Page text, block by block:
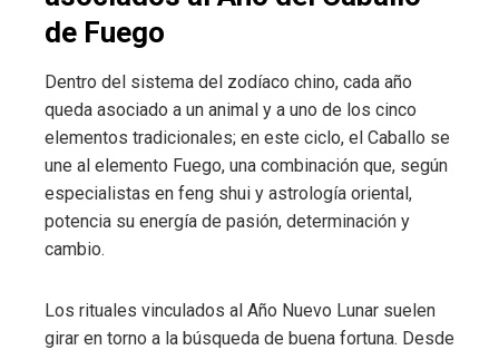
de Fuego
Dentro del sistema del zodíaco chino, cada año
queda asociado a un animal y a uno de los cinco
elementos tradicionales; en este ciclo, el Caballo se
une al elemento Fuego, una combinación que, según
especialistas en feng shui y astrología oriental,
potencia su energía de pasión, determinación y
cambio.
Los rituales vinculados al Año Nuevo Lunar suelen
girar en torno a la búsqueda de buena fortuna. Desde